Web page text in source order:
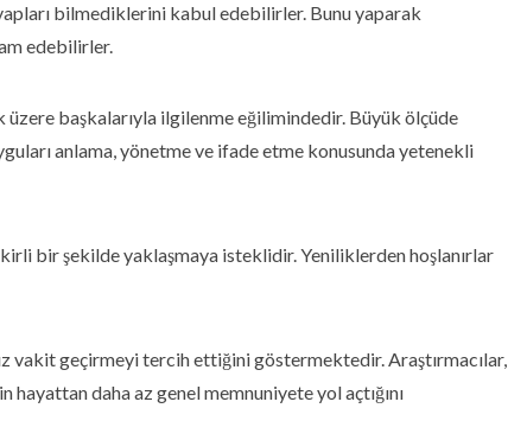
bilmediklerini kabul edebilirler. Bunu yaparak
edebilirler.
üzere başkalarıyla ilgilenme eğilimindedir. Büyük ölçüde
anlama, yönetme ve ifade etme konusunda yetenekli
bir şekilde yaklaşmaya isteklidir. Yeniliklerden hoşlanırlar
vakit geçirmeyi tercih ettiğini göstermektedir. Araştırmacılar,
hayattan daha az genel memnuniyete yol açtığını